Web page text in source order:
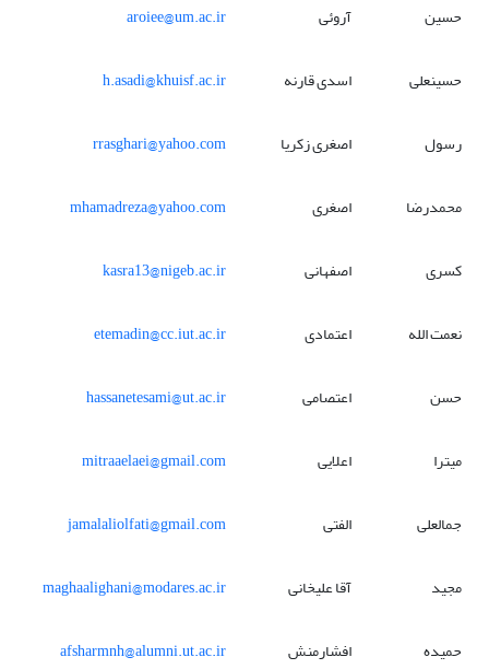
حسین آروئی aroiee@um.ac.ir
حسینعلی اسدی قارنه h.asadi@khuisf.ac.ir
رسول اصغری زکریا rrasghari@yahoo.com
محمدرضا اصغری mhamadreza@yahoo.com
کسری اصفهانی kasra13@nigeb.ac.ir
نعمت الله اعتمادی etemadin@cc.iut.ac.ir
حسن اعتصامی hassanetesami@ut.ac.ir
میترا اعلایی mitraaelaei@gmail.com
جمالعلی الفتی jamalaliolfati@gmail.com
مجید آقا علیخانی maghaalighani@modares.ac.ir
حمیده افشارمنش afsharmnh@alumni.ut.ac.ir